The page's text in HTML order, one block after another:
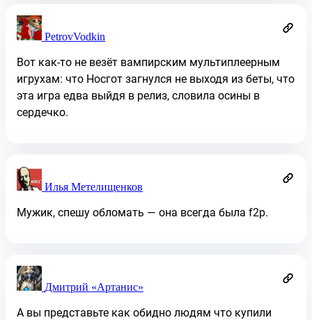
PetrovVodkin
Вот как-то не везёт вампирским мультиплеерным
игрухам: что Носгот загнулся не выходя из беты, что
эта игра едва выйдя в релиз, словила осины в
сердечко.
Илья Метелищенков
Мужик, спешу обломать — она всегда была f2p.
Дмитрий «Артанис»
А вы представьте как обидно людям что купили